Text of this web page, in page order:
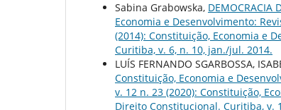
Sabina Grabowska, DEMOCRACIA
Economia e Desenvolvimento:
(2014): Constituição, Economia e
Curitiba, v. 6, n. 10, jan./jul. 2014.
LUÍS FERNANDO SGARBOSSA,
Constituição, Economia e
v. 12 n. 23 (2020): Constituição,
Direito Constitucional. Curitiba, v.